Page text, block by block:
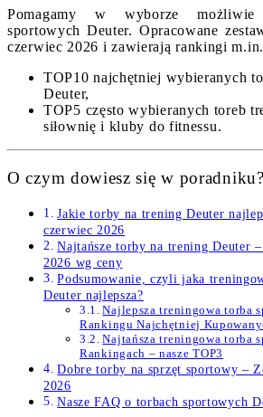
Pomagamy w wyborze możliwie
sportowych Deuter. Opracowane
czerwiec 2026 i zawierają rankingi
TOP10 najchętniej wybieranych
Deuter,
TOP5 często wybieranych toreb
siłownię i kluby do fitnessu.
O czym dowiesz się w poradniku?
Jakie torby na trening Deuter
czerwiec 2026
Najtańsze torby na trening Deuter
2026 wg ceny
Podsumowanie, czyli jaka
Deuter najlepsza?
Najlepsza treningowa torba
Rankingu Najchętniej
Najtańsza treningowa torba
Rankingach – nasze TOP3
Dobre torby na sprzęt sportowy –
2026
Nasze FAQ o torbach sportowych